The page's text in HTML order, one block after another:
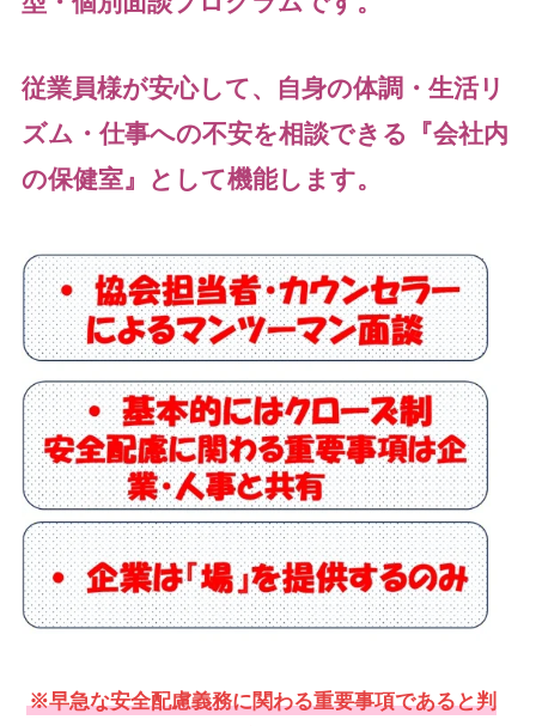
従業員様が安心して、自身の体調・生活リ
ズム・仕事への不安を相談できる『会社内
の保健室』として機能します。
※早急な安全配慮義務に関わる重要事項であると判